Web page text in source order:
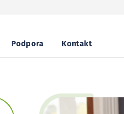
Podpora Kontakt